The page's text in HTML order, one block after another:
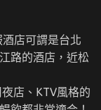
店可謂是台北
路的酒店，近松
店、KTV風格的